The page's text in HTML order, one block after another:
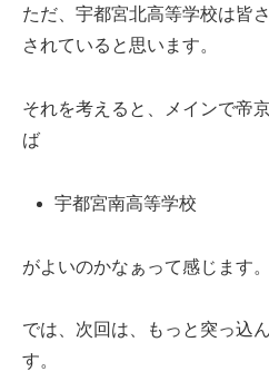
ただ、宇都宮北高等学校は皆
されていると思います。
それを考えると、メインで帝
ば
宇都宮南高等学校
がよいのかなぁって感じます。
では、次回は、もっと突っ込
す。